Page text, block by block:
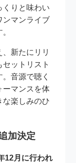
くりと味わい
ンマンライブ
新たにリリ
ットリスト
音源で聴く
ーマンスを体
な楽しみのひ
加決定
12月に行われ